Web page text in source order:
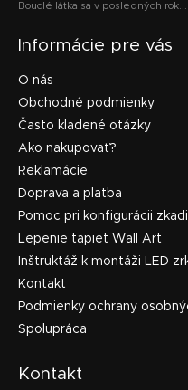
Bouclé látka sa v posledných rok...
Informácie pre vás
O nás
Obchodné podmienky
Často kladené otázky
Ako nakupovať?
Reklamácie
Doprava a platba
Pomoc pri konfigurácii
Lepenie tapiet Wall Art
Inštruktáž k montáži LED
Kontakt
Podmienky ochrany
Spolupráca
Kontakt